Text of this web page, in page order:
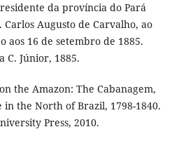
da província do Pará
Augusto de Carvalho, ao
aos 16 de setembro de 1885.
C. Júnior, 1885.
the Amazon: The Cabanagem,
the North of Brazil, 1798-1840.
Press, 2010.